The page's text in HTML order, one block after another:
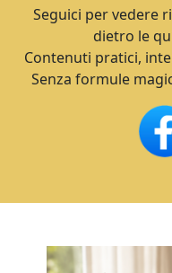
Seguici per vedere
dietro le
Contenuti pratici,
Senza formule